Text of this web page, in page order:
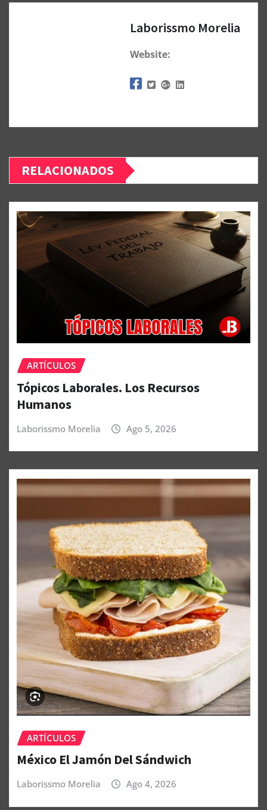
Laborissmo Morelia
Website:
RELACIONADOS
ARTÍCULOS
Tópicos Laborales. Los Recursos
Humanos
Laborissmo Morelia Ago 5, 2026
ARTÍCULOS
México El Jamón Del Sándwich
Laborissmo Morelia Ago 4, 2026